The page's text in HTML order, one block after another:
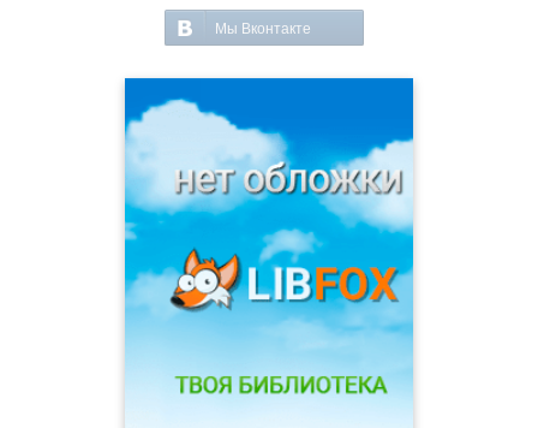
Мы Вконтакте